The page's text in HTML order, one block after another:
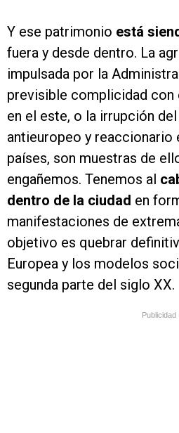
Y ese patrimonio está
fuera y desde dentro. La
impulsada por la
previsible complicidad con
en el este, o la irrupción
antieuropeo y reaccionario
países, son muestras de
engañemos. Tenemos al
dentro de la ciudad en
manifestaciones de
objetivo es quebrar
Europea y los modelos
segunda parte del siglo XX.
Publicidad